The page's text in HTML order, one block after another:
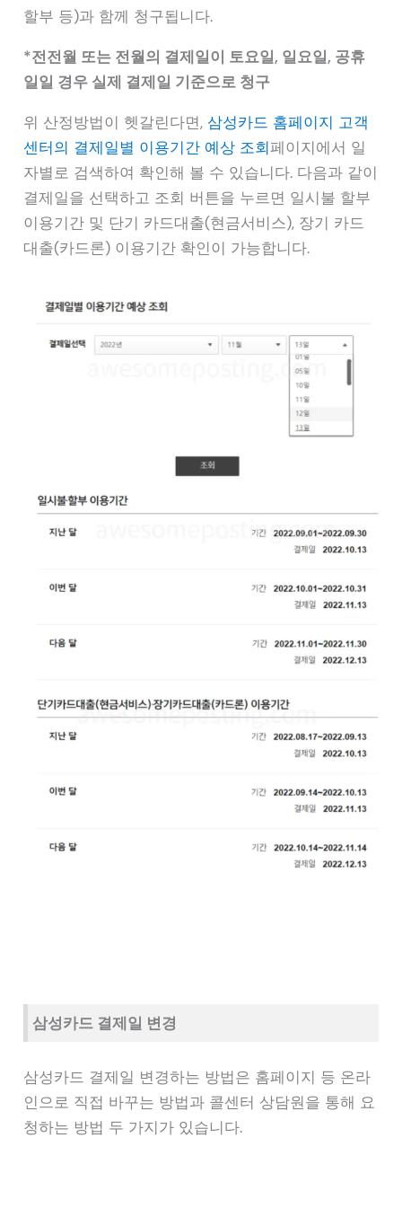
할부 등)과 함께 청구됩니다.
*전전월 또는 전월의 결제일이 토요일, 일요일, 공휴
일일 경우 실제 결제일 기준으로 청구
위 산정방법이 헷갈린다면, 삼성카드 홈페이지 고객
센터의 결제일별 이용기간 예상 조회페이지에서 일
자별로 검색하여 확인해 볼 수 있습니다. 다음과 같이
결제일을 선택하고 조회 버튼을 누르면 일시불 할부
이용기간 및 단기 카드대출(현금서비스), 장기 카드
대출(카드론) 이용기간 확인이 가능합니다.
삼성카드 결제일 변경
삼성카드 결제일 변경하는 방법은 홈페이지 등 온라
인으로 직접 바꾸는 방법과 콜센터 상담원을 통해 요
청하는 방법 두 가지가 있습니다.